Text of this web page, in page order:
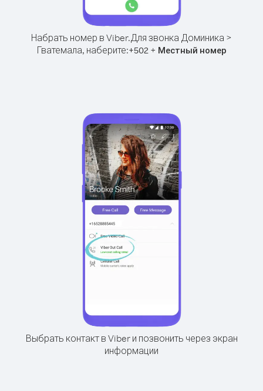
Набрать номер в Viber.Для звонка Доминика >
Гватемала, наберите:+502+ Местный номер
Выбрать контакт в Viber и позвонить через экран
информации